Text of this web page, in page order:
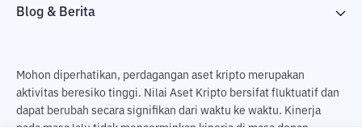
Blog & Berita
Mohon diperhatikan, perdagangan aset kripto merupakan
aktivitas beresiko tinggi. Nilai Aset Kripto bersifat fluktuatif dan
dapat berubah secara signifikan dari waktu ke waktu. Kinerja
pada masa lalu tidak mencerminkan kinerja di masa depan.